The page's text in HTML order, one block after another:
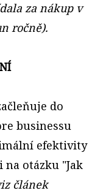
za nákup v
ročně).
do
businessu
efektivity
otázku "Jak
článek